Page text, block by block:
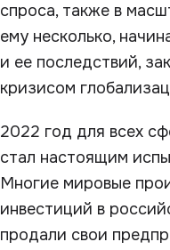
спроса, также в
ему несколько,
и ее последствий,
кризисом
2022 год для всех
стал настоящим
Многие мировые
инвестиций в
продали свои